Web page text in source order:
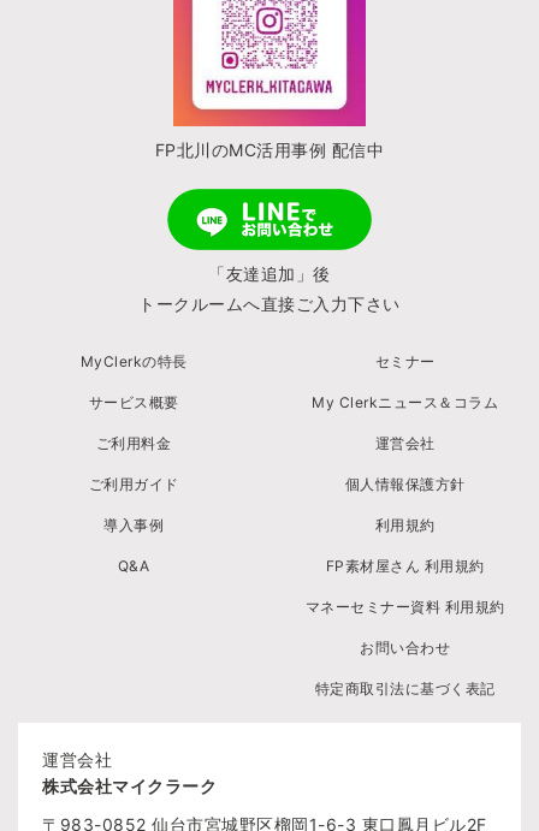
FP北川のMC活用事例 配信中
「友達追加」後
トークルームへ直接ご入力下さい
MyClerkの特長
サービス概要
ご利用料金
ご利用ガイド
導入事例
Q&A
セミナー
My Clerkニュース＆コラム
運営会社
個人情報保護方針
利用規約
FP素材屋さん 利用規約
マネーセミナー資料 利用規約
お問い合わせ
特定商取引法に基づく表記
運営会社
株式会社マイクラーク
〒983-0852 仙台市宮城野区榴岡1-6-3 東口鳳月ビル2F